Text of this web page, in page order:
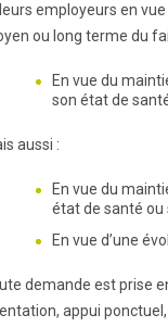
employeurs en
ou long terme du
En vue du
son état de
aussi :
En vue du
état de santé ou
En vue d’une
demande est prise
appui